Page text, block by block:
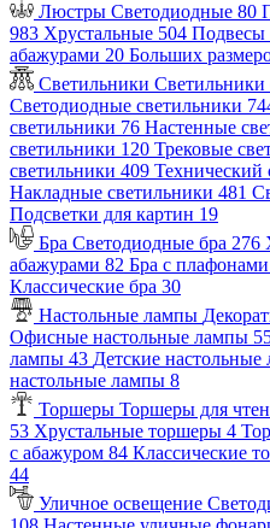
Люстры Светодиодные 80
983 Хрустальные 504 Подвесы
абажурами 20 Больших
Светильники Светильники
Светодиодные светильники
светильники 76 Настенные
светильники 120 Трековые
светильники 409 Технический
Накладные светильники 481
Подсветки для картин 19
Бра Светодиодные бра 276
абажурами 82 Бра с плафонами
Классические бра 30
Настольные лампы
Офисные настольные лампы
лампы 43 Детские
настольные лампы 8
Торшеры Торшеры для
53 Хрустальные торшеры 4
с абажуром 84 Классические
44
Уличное освещение